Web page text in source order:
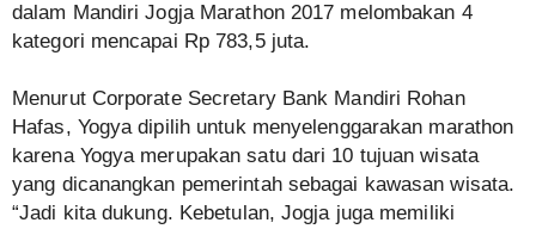
dalam Mandiri Jogja Marathon 2017 melombakan 4
kategori mencapai Rp 783,5 juta.
Menurut Corporate Secretary Bank Mandiri Rohan
Hafas, Yogya dipilih untuk menyelenggarakan marathon
karena Yogya merupakan satu dari 10 tujuan wisata
yang dicanangkan pemerintah sebagai kawasan wisata.
“Jadi kita dukung. Kebetulan, Jogja juga memiliki